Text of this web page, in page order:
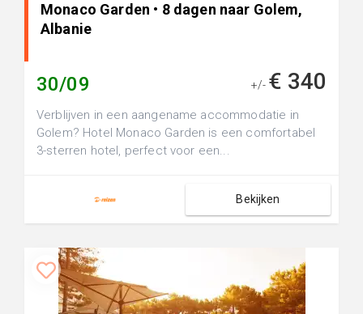
Monaco Garden • 8 dagen naar Golem,
Albanie
30/09 +/- € 340
Verblijven in een aangename accommodatie in
Golem? Hotel Monaco Garden is een comfortabel
3-sterren hotel, perfect voor een...
Bekijken